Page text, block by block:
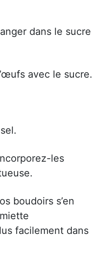
dans le sucre
avec le sucre.
les
boudoirs s’en
facilement dans